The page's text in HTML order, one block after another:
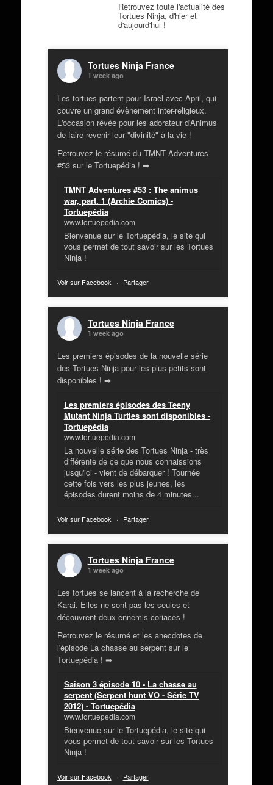
Retrouvez toute l'actualité des
Tortues Ninja, d'hier et
d'aujourd'hui !
Tortues Ninja France
1 week ago
Les tortues partent pour Israël avec April, qui
couvre un grand évènement inter-religieux.
L'occasion rêvée pour les adorateur d'Animus
de faire revenir leur "divinité" à la vie !
Retrouvez le résumé du TMNT Adventures
#53 sur le Tortuepédia ! ➡
TMNT Adventures #53 : The animus
war, part. 1 (Archie Comics) -
Tortuepédia
www.tortuepedia.com
Bienvenue sur le Tortuepédia, le site qui
vous permet de tout savoir sur les Tortues
Ninja !
Voir sur Facebook · Partager
Tortues Ninja France
1 week ago
Les premiers épisodes de la nouvelle série
des Tortues Ninja pour les plus petits sont
disponibles ! ➡
Les premiers épisodes des Teeny
Mutant Ninja Turtles sont disponibles -
Tortuepédia
www.tortuepedia.com
La nouvelle série des Tortues Ninja - très
différente de ce que nous connaissions
jusqu'ici - vient de débarquer ! Tournée
cette fois vers les plus jeunes, les
épisodes durent moins de 4 minutes...
Voir sur Facebook · Partager
Tortues Ninja France
1 week ago
Les tortues se lancent à la recherche de
Karai. Elles ne sont pas les seules et
découvrent deux ennemis coriaces !
Retrouvez le résumé et les anecdotes de
l'épisode La chasse au serpent sur le
Tortuepédia ! ➡
Saison 3 épisode 10 - La chasse au
serpent (Serpent hunt VO - Série TV
2012) - Tortuepédia
www.tortuepedia.com
Bienvenue sur le Tortuepédia, le site qui
vous permet de tout savoir sur les Tortues
Ninja !
Voir sur Facebook · Partager